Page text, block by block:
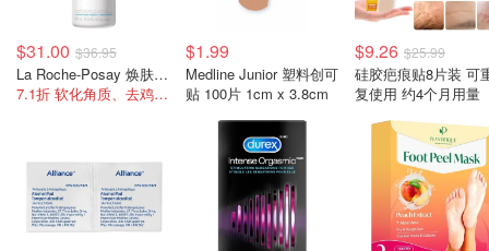
$31.00 $36.95
La Roche-Posay 焕肤身体乳 400ML
7.1折 软化角质、去鸡皮肤/粗糙
$1.99
Medline Junior 塑料创可
贴 100片 1cm x 3.8cm
$9.26 $25.99
硅胶疤痕贴8片装 可
复使用 约4个月用量